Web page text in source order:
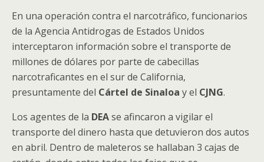
En una operación contra el narcotráfico, funcionarios
de la Agencia Antidrogas de Estados Unidos
interceptaron información sobre el transporte de
millones de dólares por parte de cabecillas
narcotraficantes en el sur de California,
presuntamente del Cártel de Sinaloa y el CJNG.
Los agentes de la DEAse afincaron a vigilar el
transporte del dinero hasta que detuvieron dos autos
en abril. Dentro de maleteros se hallaban 3 cajas de